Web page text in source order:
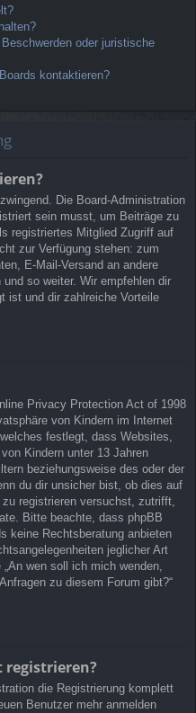
oder juristische
kontaktieren?
Die Board-Administration
sein musst, um Beiträge zu
registriertes Mitglied Zugriff auf
zur Verfügung stehen: zum
E-Mail-Versand an andere
so weiter. Wir empfehlen dir
ist und dir zahlreiche Vorteile
Privacy Protection Act of 1998
von Kindern im Internet
festlegt, dass Websites,
Kindern unter 13 Jahren
beziehungsweise des oder der
du dir unsicher bist, ob dies auf
registrieren versuchst, zutrifft,
Bitte beachte, dass phpBB
keine Rechtsberatung anbieten
jeglicher Art
wen soll ich mich wenden,
zu diesem Forum gibt?“
die Registrierung komplett
Benutzer mehr anmelden